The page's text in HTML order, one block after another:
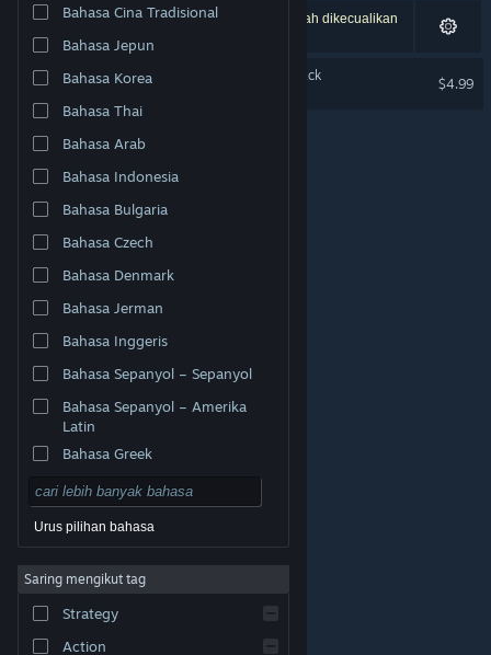
Ubah bahasa
Dapatkan Steam Mobile App
Lihat laman web desktop
© Valve Corporation. Hak cipta terpelihara. Semua
tanda dagangan ialah hak milik pemilik masing-masing
Perundangan|Accessibility
Steam| Bayaran balik
Bahasa Cina Tradisional
Bahasa Jepun
Bahasa Korea
Bahasa Thai
Bahasa Arab
Bahasa Indonesia
Bahasa Bulgaria
Bahasa Czech
Bahasa Denmark
Bahasa Jerman
Bahasa Inggeris
Bahasa Sepanyol – Sepanyol
Bahasa Sepanyol – Amerika
Latin
Bahasa Greek
Urus pilihan bahasa
Saring mengikut tag
Strategy
Action
1 hasil sepadan dengan carian anda. 2 tajuk telah dikecualikan
berdasarkan pilihan anda.
The End is Nigh - Soundtrack
$4.99